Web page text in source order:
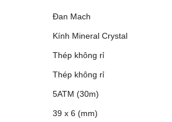
Đan Mach
Kính Mineral Crystal
Thép không rỉ
Thép không rỉ
5ATM (30m)
39 x 6 (mm)